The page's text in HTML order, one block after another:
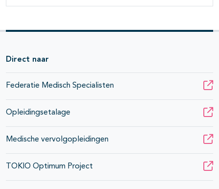
Direct naar
Federatie Medisch Specialisten
Opleidingsetalage
Medische vervolgopleidingen
TOKIO Optimum Project